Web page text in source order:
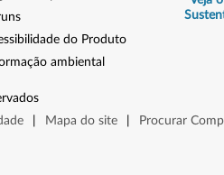
do Produto
ambiental
Mapa do site Procurar